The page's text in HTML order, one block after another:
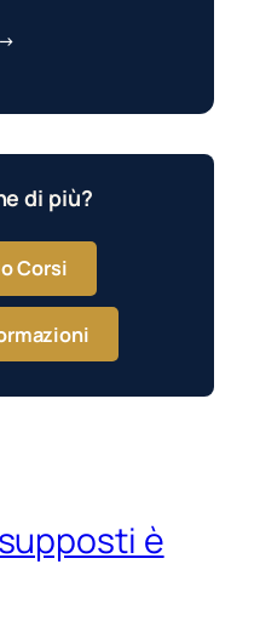
di più?
Corsi
è